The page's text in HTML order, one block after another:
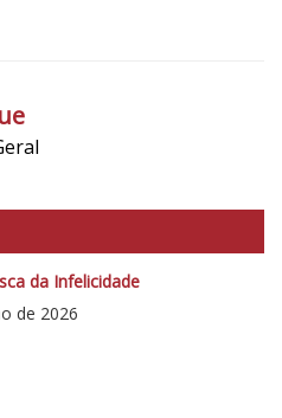
da Infelicidade
de 2026